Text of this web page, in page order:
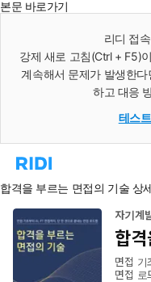
본문 바로가기
리디 접
강제 새로 고침(Ctrl + F5)
계속해서 문제가 발생한
하고 대응
테스
리
홈
로
이
동
합격을 부르는 면접의 기술 상
자기계
합
면접 기
면접 로